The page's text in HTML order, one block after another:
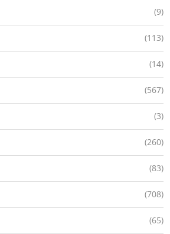
(9)
(113)
(14)
(567)
(3)
(260)
(83)
(708)
(65)